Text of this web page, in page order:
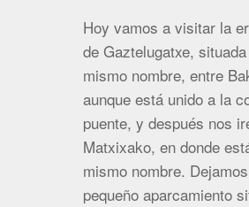
Hoy vamos a visitar la
de Gaztelugatxe,
mismo nombre, entre
aunque está unido a la
puente, y después nos
Matxixako, en donde
mismo nombre.
pequeño aparcamiento